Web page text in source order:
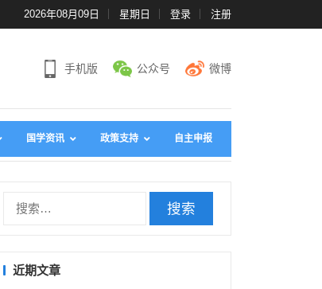
2026年08月09日 星期日 登录 注册
手机版 公众号 微博
国学资讯 政策支持 自主申报
近期文章